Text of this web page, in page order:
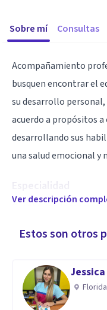
Sobre mí Consultas
Acompañamiento
busquen encontrar el
su desarrollo
acuerdo a propósitos
desarrollando sus
una salud emocional y
Especialidad
Cuento con la
Introducción a la
humanista) y
Pareja y Familia.
Ver descripción
Estos son otros
Florida